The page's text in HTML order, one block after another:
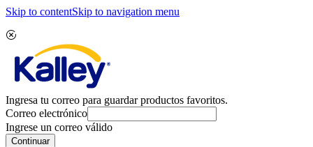
Skip to contentSkip to navigation menu
Ingresa tu correo para guardar productos favoritos.
Correo electrónico
Ingrese un correo válido
Continuar